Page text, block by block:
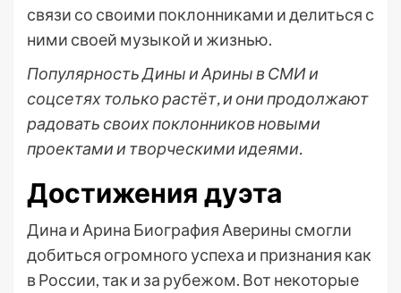
связи со своими поклонниками и делиться с
ними своей музыкой и жизнью.
Популярность Дины и Арины в СМИ и
соцсетях только растёт, и они продолжают
радовать своих поклонников новыми
проектами и творческими идеями.
Достижения дуэта
Дина и Арина Биография Аверины смогли
добиться огромного успеха и признания как
в России, так и за рубежом. Вот некоторые